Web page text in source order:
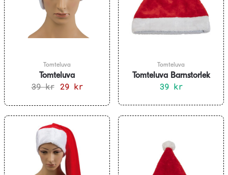
Tomteluva
Tomteluva
39kr
Det
priset
39 kr.
29 krDet
nuvarande
priset
Tomteluva
Tomteluva Barnstorlek
39 kr